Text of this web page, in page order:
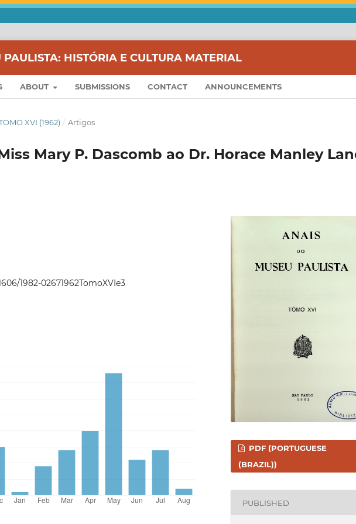
HISTÓRIA E CULTURA MATERIAL
ABOUT SUBMISSIONS CONTACT ANNOUNCEMENTS
XVI (1962) / Artigos
Mary P. Dascomb ao Dr. Horace Manley
1982-02671962TomoXVIe3
PDF (PORTUGUESE
(BRAZIL))
PUBLISHED